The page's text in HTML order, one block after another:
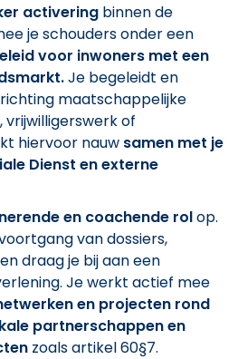
activering binnen de
je schouders onder een
voor inwoners met een
Je begeleidt en
maatschappelijke
of
hiervoor nauw samen met je
Dienst en externe
en coachende rolop.
van dossiers,
draag je bij aan een
Je werkt actief mee
en projecten rond
partnerschappen en
zoals artikel 60§7.